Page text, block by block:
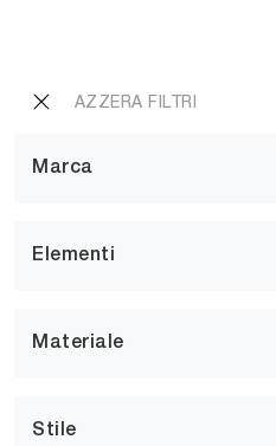
AZZERA FILTRI
Marca
Elementi
Materiale
Stile